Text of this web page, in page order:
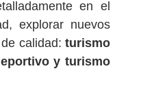
en el
explorar nuevos
calidad: turismo
y turismo